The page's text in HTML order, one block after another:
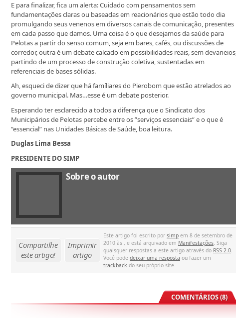
E para finalizar, fica um alerta: Cuidado com pensamentos sem
fundamentações claras ou baseadas em reacionários que estão todo dia
promulgando seus venenos em diversos canais de comunicação, presentes
em cada passo que damos. Uma coisa é o que desejamos da saúde para
Pelotas a partir do senso comum, seja em bares, cafés, ou discussões de
corredor, outra é um debate calcado em possibilidades reais, sem
partindo de um processo de construção coletiva, sustentadas em
referenciais de bases sólidas.
Ah, esqueci de dizer que há famíliares do Pierobom que estão atrelados ao
governo municipal. Mas…esse é um debate posterior.
Esperando ter esclarecido a todos a diferença que o Sindicato dos
Municipários de Pelotas percebe entre os ”serviços essenciais” e o que é
“essencial” nas Unidades Básicas de Saúde, boa leitura.
Duglas Lima Bessa
PRESIDENTE DO SIMP
Sobre o autor
Compartilhe
este artigo!
Imprimir
artigo
Este artigo foi escrito por simp em 8 de setembro de
2010 às , e está arquivado em Manifestações. Siga
quaisquer respostas a este artigo através do RSS 2.0.
Você pode deixar uma resposta ou fazer um
trackback do seu próprio site.
COMENTÁRIOS (8)